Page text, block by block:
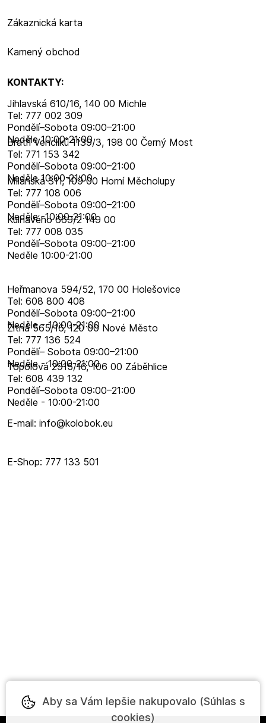
Zákaznická karta
Kamený obchod
KONTAKTY:
Jihlavská 610/16, 140 00 Michle
Tel: 777 002 309
Pondělí–​Sobota 09:00–​21:00
Neděle 10:00-21:00
Bratří Venclíků 1139/3, 198 00 Černý Most
Tel: 771 153 342
Pondělí–​Sobota 09:00–​21:00
Neděle 10:00-21:00
Milánská 311, 109 00 Horní Měcholupy
Tel: 777 108 006
Pondělí–​Sobota 09:00–​21:00
Neděle -10:00-21:00
Kulhavého 669/2 149 00
Tel: 777 008 035
Pondělí–​Sobota 09:00–​21:00
Neděle 10:00-21:00
Heřmanova 594/52, 170 00 Holešovice
Tel: 608 800 408
Pondělí–​Sobota 09:00–​21:00
Neděle - 10:00-21:00
Žitná 565/16, 120 00 Nové Město
Tel: 777 136 524
Pondělí– Sobota 09:00–21:00
Neděle - 10:00-21:00
Topolová 2915/16, 106 00 Záběhlice
Tel: 608 439 132
Pondělí–​Sobota 09:00–​21:00
Neděle - 10:00-21:00
E-mail: info@kolobok.eu
E-Shop: 777 133 501
Aby sa Vám lepšie nakupovalo (Súhlas s
cookies)